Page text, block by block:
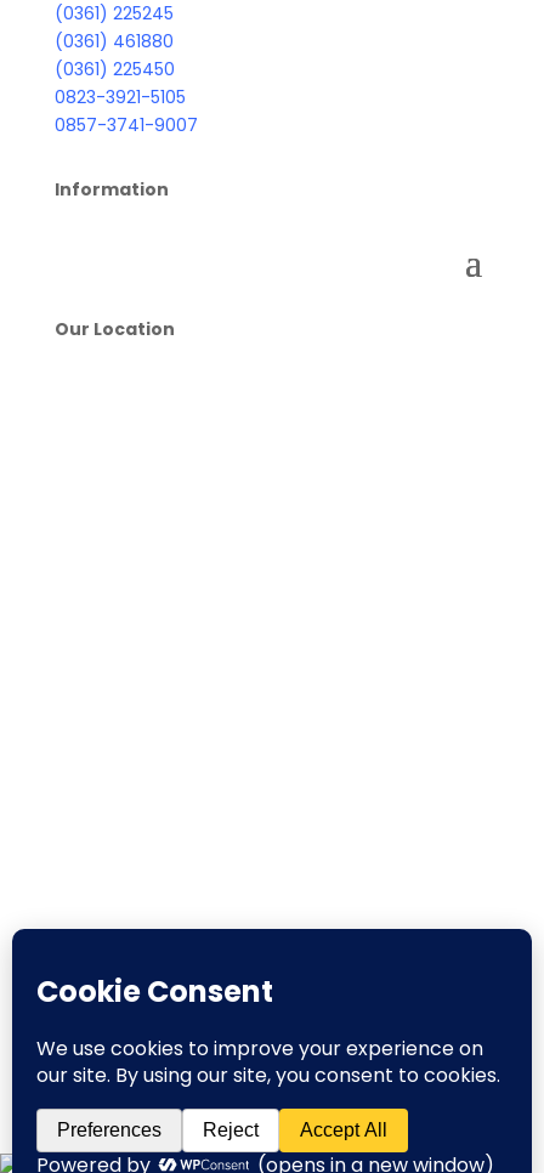
(0361) 225245
(0361) 461880
(0361) 225450
0823-3921-5105
0857-3741-9007
Information
Our Location
English